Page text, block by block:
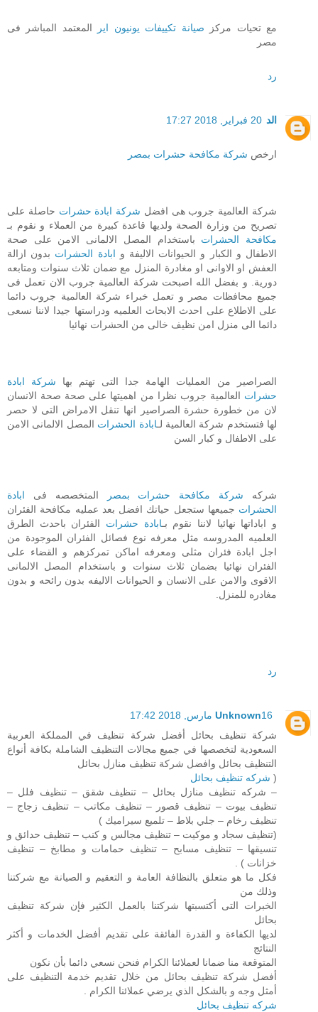
مع تحيات مركز صيانة تكييفات يونيون اير
المعتمد المباشر فى
مصر
رد
الد 20 فبراير, 2018 17:27
ارخص شركة مكافحة حشرات بمصر
شركة العالمية جروب هى افضل شركة ابادة حشرات حاصلة على
تصريح من وزارة الصحة ولديها قاعدة كبيرة من العملاء و نقوم بـ
مكافحة الحشرات باستخدام المصل الالمانى الامن على صحة
الاطفال و الكبار و الحيوانات الاليفة و ابادة الحشرات بدون ازالة
العفش او الاوانى او مغادرة المنزل مع ضمان ثلاث سنوات ومتابعه
دورية. و بفضل الله اصبحت شركة العالمية جروب الان تعمل فى
جميع محافظات مصر و تعمل خبراء شركة العالمية جروب دائما
على الاطلاع على احدث الابحاث العلميه ودراستها جيدا لاننا نسعى
دائما الى منزل امن نظيف خالى من الحشرات نهائيا
الصراصير من العمليات الهامة جدا التى تهتم بها شركة ابادة
حشرات العالمية جروب نظرا من اهميتها على صحة صحة الانسان
لان من خطورة حشرة الصراصير انها تنقل الامراض التى لا حصر
لها فتستخدم شركة العالمية لـابادة الحشرات المصل الالمانى الامن
على الاطفال و كبار السن
شركه شركة مكافحة حشرات بمصر المتخصصه فى ابادة
الحشرات جميعها ستجعل حياتك افضل بعد عمليه مكافحة الفئران
و اباداتها نهائيا لاننا نقوم بـابادة حشرات الفئران باحدث الطرق
العلميه المدروسه مثل معرفه نوع فصائل الفئران الموجودة من
اجل ابادة فئران مثلى ومعرفه اماكن تمركزهم و القضاء على
الفئران نهائيا بضمان ثلاث سنوات و باستخدام المصل الالمانى
الاقوى والامن على الانسان و الحيوانات الاليفه بدون رائحه و بدون
مغادره للمنزل.
رد
Unknown16 مارس, 2018 17:42
شركة تنظيف بحائل أفضل شركة تنظيف في المملكة العربية
السعودية لتخصصها في جميع مجالات التنظيف الشاملة بكافة أنواع
التنظيف بحائل وافضل شركة تنظيف منازل بحائل
( شركه تنظيف بحائل
– شركه تنظيف منازل بحائل – تنظيف شقق – تنظيف فلل –
تنظيف بيوت – تنظيف قصور – تنظيف مكاتب – تنظيف زجاج –
تنظيف رخام – جلي بلاط – تلميع سيراميك )
(تنظيف سجاد و موكيت – تنظيف مجالس و كنب – تنظيف حدائق و
تنسيقها – تنظيف مسابح – تنظيف حمامات و مطابخ – تنظيف
خزانات ) .
فكل ما هو متعلق بالنظافة العامة و التعقيم و الصيانة مع شركتنا
وذلك من
الخبرات التى أكتسبتها شركتنا بالعمل الكثير فإن شركة تنظيف
بحائل
لديها الكفاءة و القدرة الفائقة على تقديم أفضل الخدمات و أكثر
النتائج
المتوقعة منا ضمانا لعملائنا الكرام فنحن نسعي دائما بأن نكون
أفضل شركة تنظيف بحائل من خلال تقديم خدمة التنظيف على
أمثل وجه و بالشكل الذي يرضي عملائنا الكرام .
شركه تنظيف بحائل